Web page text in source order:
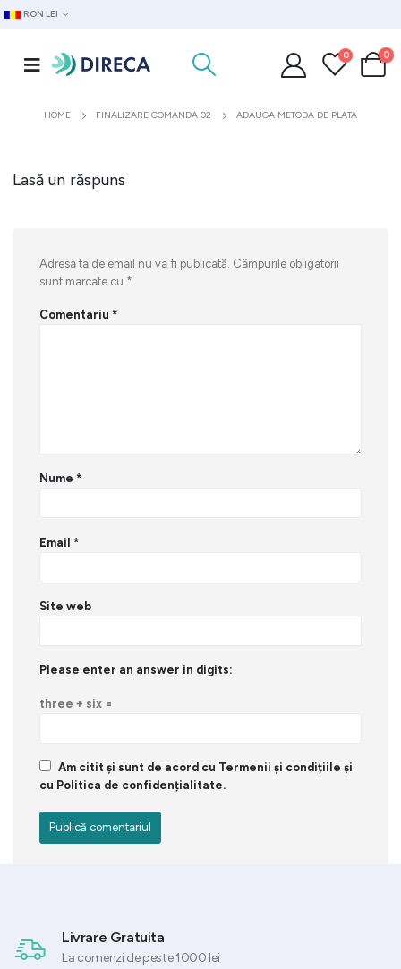
RON LEI
0 0
HOME FINALIZARE COMANDA 02 ADAUGA METODA DE PLATA
Lasă un răspuns
Adresa ta de email nu va fi publicată. Câmpurile obligatorii
sunt marcate cu *
Comentariu *
Nume *
Email *
Site web
Please enter an answer in digits:
three + six =
Am citit și sunt de acord cu Termenii și condițiile și
cu Politica de confidențialitate.
Livrare Gratuita
La comenzi de peste 1000 lei